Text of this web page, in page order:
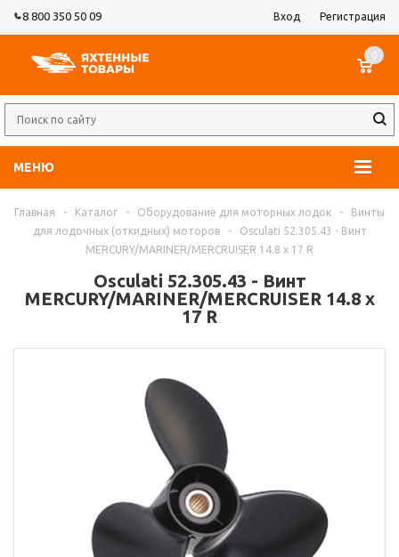
8 800 350 50 09 Вход Регистрация
МЕНЮ
0
Главная - Каталог - Оборудование для моторных лодок -
Винты
для лодочных (откидных) моторов
-
Osculati 52.305.43 - Винт
MERCURY/MARINER/MERCRUISER 14.8 x 17 R
Osculati 52.305.43 - Винт
MERCURY/MARINER/MERCRUISER 14.8 x
17 R